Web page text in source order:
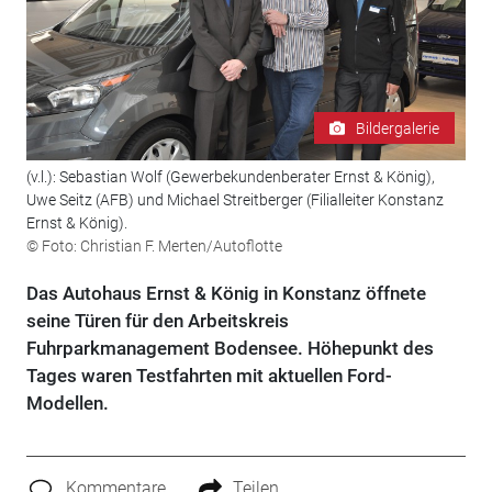
Bildergalerie
(v.l.): Sebastian Wolf (Gewerbekundenberater Ernst & König),
Uwe Seitz (AFB) und Michael Streitberger (Filialleiter Konstanz
Ernst & König).
© Foto: Christian F. Merten/Autoflotte
Das Autohaus Ernst & König in Konstanz öffnete
seine Türen für den Arbeitskreis
Fuhrparkmanagement Bodensee. Höhepunkt des
Tages waren Testfahrten mit aktuellen Ford-
Modellen.